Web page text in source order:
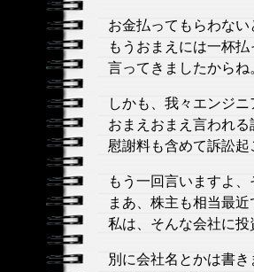
お金払ってもらわない
もうおまえには一杯
言ってきましたからね
しかも、我々エンジ
おまえおまえ言われる
慰謝料も含めて訴訟起
もう一回言いますよ
まあ、株主も相当最
私は、そんな会社に投
別に会社名とかは書き